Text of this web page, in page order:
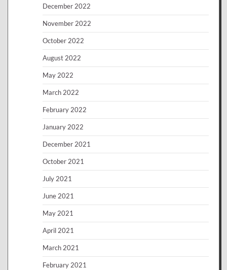
December 2022
November 2022
October 2022
August 2022
May 2022
March 2022
February 2022
January 2022
December 2021
October 2021
July 2021
June 2021
May 2021
April 2021
March 2021
February 2021